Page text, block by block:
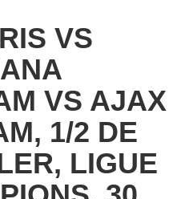
VS
VS AJAX
1/2 DE
LIGUE